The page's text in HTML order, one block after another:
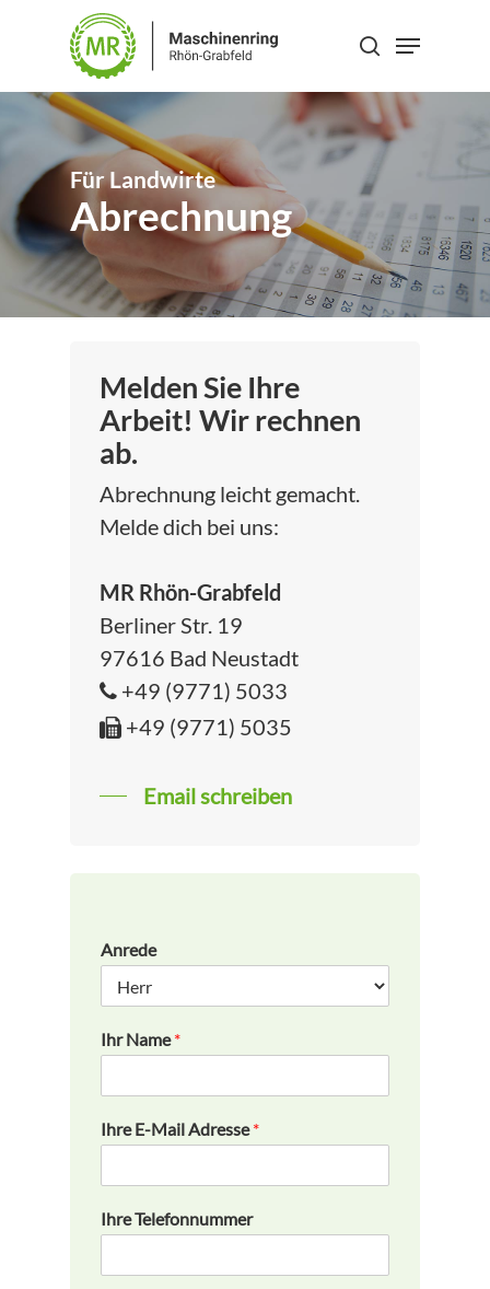
content
search
Menu
Für Landwirte
Abrechnung
Melden Sie Ihre
Arbeit! Wir rechnen
ab.
Abrechnung leicht gemacht.
Melde dich bei uns:
MR Rhön-Grabfeld
Berliner Str. 19
97616 Bad Neustadt
+49 (9771) 5033
+49 (9771) 5035
Email schreiben
Anrede
Ihr Name*
Ihre E-Mail Adresse*
Ihre Telefonnummer